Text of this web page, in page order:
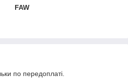
FAW
по передоплаті.